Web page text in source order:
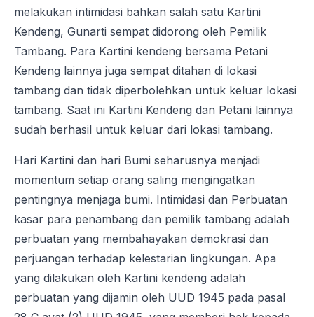
melakukan intimidasi bahkan salah satu Kartini
Kendeng, Gunarti sempat didorong oleh Pemilik
Tambang. Para Kartini kendeng bersama Petani
Kendeng lainnya juga sempat ditahan di lokasi
tambang dan tidak diperbolehkan untuk keluar lokasi
tambang. Saat ini Kartini Kendeng dan Petani lainnya
sudah berhasil untuk keluar dari lokasi tambang.
Hari Kartini dan hari Bumi seharusnya menjadi
momentum setiap orang saling mengingatkan
pentingnya menjaga bumi. Intimidasi dan Perbuatan
kasar para penambang dan pemilik tambang adalah
perbuatan yang membahayakan demokrasi dan
perjuangan terhadap kelestarian lingkungan. Apa
yang dilakukan oleh Kartini kendeng adalah
perbuatan yang dijamin oleh UUD 1945 pada pasal